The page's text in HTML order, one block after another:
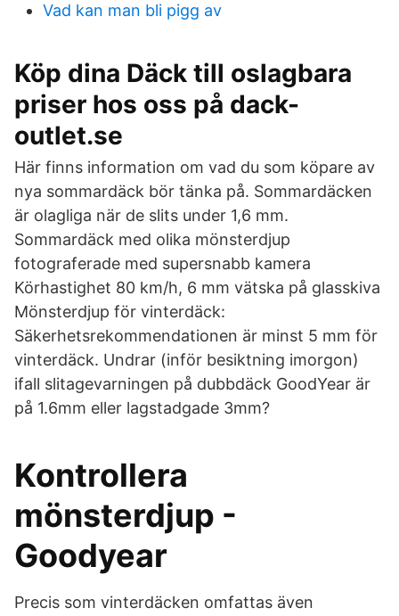
Vad kan man bli pigg av
Köp dina Däck till oslagbara
priser hos oss på dack-
outlet.se
Här finns information om vad du som köpare av
nya sommardäck bör tänka på. Sommardäcken
är olagliga när de slits under 1,6 mm.
Sommardäck med olika mönsterdjup
fotograferade med supersnabb kamera
Körhastighet 80 km/h, 6 mm vätska på glasskiva
Mönsterdjup för vinterdäck:
Säkerhetsrekommendationen är minst 5 mm för
vinterdäck. Undrar (inför besiktning imorgon)
ifall slitagevarningen på dubbdäck GoodYear är
på 1.6mm eller lagstadgade 3mm?
Kontrollera
mönsterdjup -
Goodyear
Precis som vinterdäcken omfattas även